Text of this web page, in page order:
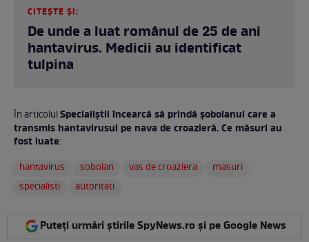
CITEȘTE ȘI:
De unde a luat românul de 25 de ani
hantavirus. Medicii au identificat
tulpina
În articolulSpecialiștii încearcă să prindă șobolanul care a
transmis hantavirusul pe nava de croazieră. Ce măsuri au
fost luate:
hantavirus
sobolan vas de croaziera
masuri
specialisti
autoritati
Puteți urmări știrile SpyNews.ro și pe Google News